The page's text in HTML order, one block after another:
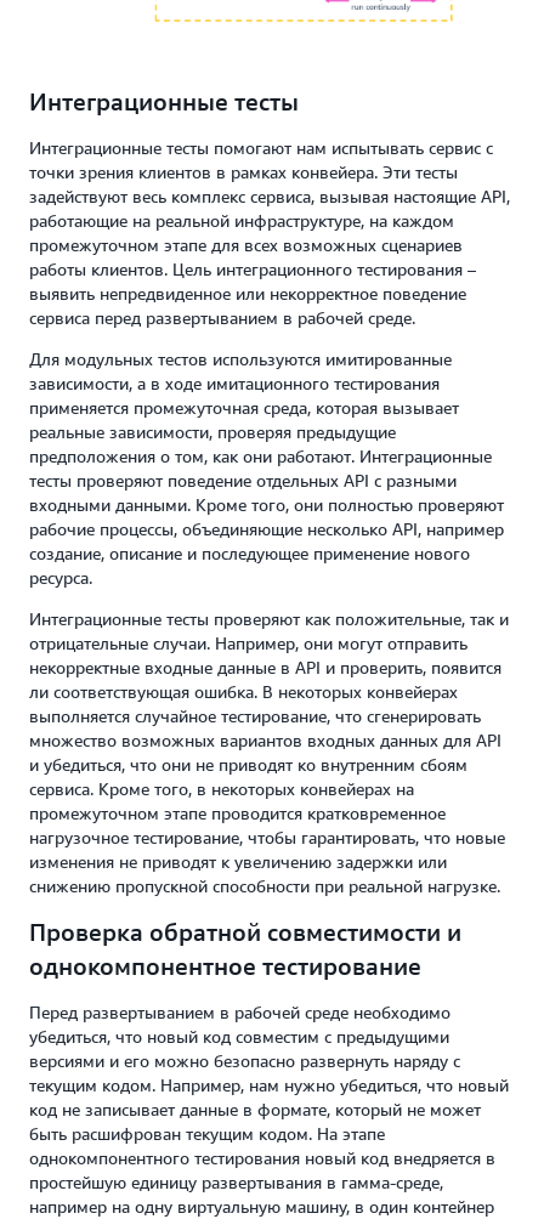
Интеграционные тесты
Интеграционные тесты помогают нам испытывать сервис с
точки зрения клиентов в рамках конвейера. Эти тесты
задействуют весь комплекс сервиса, вызывая настоящие API,
работающие на реальной инфраструктуре, на каждом
промежуточном этапе для всех возможных сценариев
работы клиентов. Цель интеграционного тестирования –
выявить непредвиденное или некорректное поведение
сервиса перед развертыванием в рабочей среде.
Для модульных тестов используются имитированные
зависимости, а в ходе имитационного тестирования
применяется промежуточная среда, которая вызывает
реальные зависимости, проверяя предыдущие
предположения о том, как они работают. Интеграционные
тесты проверяют поведение отдельных API с разными
входными данными. Кроме того, они полностью проверяют
рабочие процессы, объединяющие несколько API, например
создание, описание и последующее применение нового
ресурса.
Интеграционные тесты проверяют как положительные, так и
отрицательные случаи. Например, они могут отправить
некорректные входные данные в API и проверить, появится
ли соответствующая ошибка. В некоторых конвейерах
выполняется случайное тестирование, что сгенерировать
множество возможных вариантов входных данных для API
и убедиться, что они не приводят ко внутренним сбоям
сервиса. Кроме того, в некоторых конвейерах на
промежуточном этапе проводится кратковременное
нагрузочное тестирование, чтобы гарантировать, что новые
изменения не приводят к увеличению задержки или
снижению пропускной способности при реальной нагрузке.
Проверка обратной совместимости и
однокомпонентное тестирование
Перед развертыванием в рабочей среде необходимо
убедиться, что новый код совместим с предыдущими
версиями и его можно безопасно развернуть наряду с
текущим кодом. Например, нам нужно убедиться, что новый
код не записывает данные в формате, который не может
быть расшифрован текущим кодом. На этапе
однокомпонентного тестирования новый код внедряется в
простейшую единицу развертывания в гамма-среде,
например на одну виртуальную машину, в один контейнер